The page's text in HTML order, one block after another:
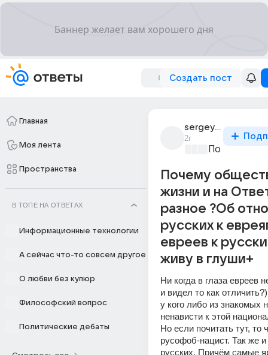
Создать пост
Главная
Моя лента
Пространства
В ТОПЕ НА ОТВЕТАХ
Информационные технологии
А сейчас что-то совсем другое
О любви без купюр
Философский вопрос
Политические дебаты
sergey1613
2г
Почему
жизни и на
разное ?Об
русских к
евреев к
живу в глуши+
Ни когда в глаза евреев
и видел то как
у кого либо из знакомых
ненависти к этой
Но если почитать тут, то
русофоб-нацист. Так же
русских. Причём самые